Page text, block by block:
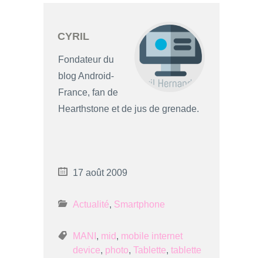
CYRIL
Fondateur du
blog Android-
France, fan de
Hearthstone et de jus de grenade.
17 août 2009
Actualité, Smartphone
MANI , mid, mobile internet
device, photo, Tablette, tablette